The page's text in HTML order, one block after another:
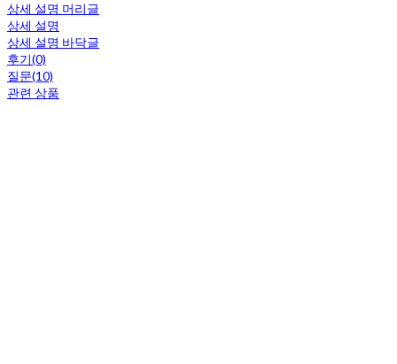
상세 설명 머리글
상세 설명
상세 설명 바닥글
후기(0)
질문(10)
관련 상품